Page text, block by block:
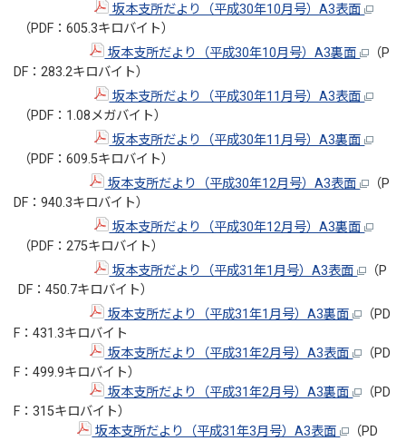
坂本支所だより（平成30年10月号）A3表面
（PDF：605.3キロバイト）
坂本支所だより（平成30年10月号）A3裏面
（P
DF：283.2キロバイト）
坂本支所だより（平成30年11月号）A3表面
（PDF：1.08メガバイト）
坂本支所だより（平成30年11月号）A3裏面
（PDF：609.5キロバイト）
坂本支所だより（平成30年12月号）A3表面
（P
DF：940.3キロバイト）
坂本支所だより（平成30年12月号）A3裏面
（PDF：275キロバイト）
坂本支所だより（平成31年1月号）A3表面
（P
DF：450.7キロバイト）
坂本支所だより（平成31年1月号）A3裏面
（PD
F：431.3キロバイト
坂本支所だより（平成31年2月号）A3表面
（PD
F：499.9キロバイト）
坂本支所だより（平成31年2月号）A3裏面
（PD
F：315キロバイト）
坂本支所だより（平成31年3月号）A3表面
（PD